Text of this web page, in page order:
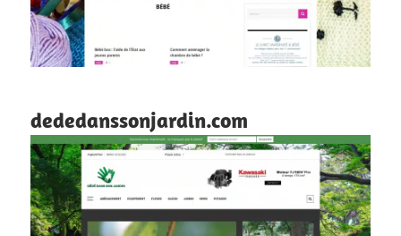
dededanssonjardin.com